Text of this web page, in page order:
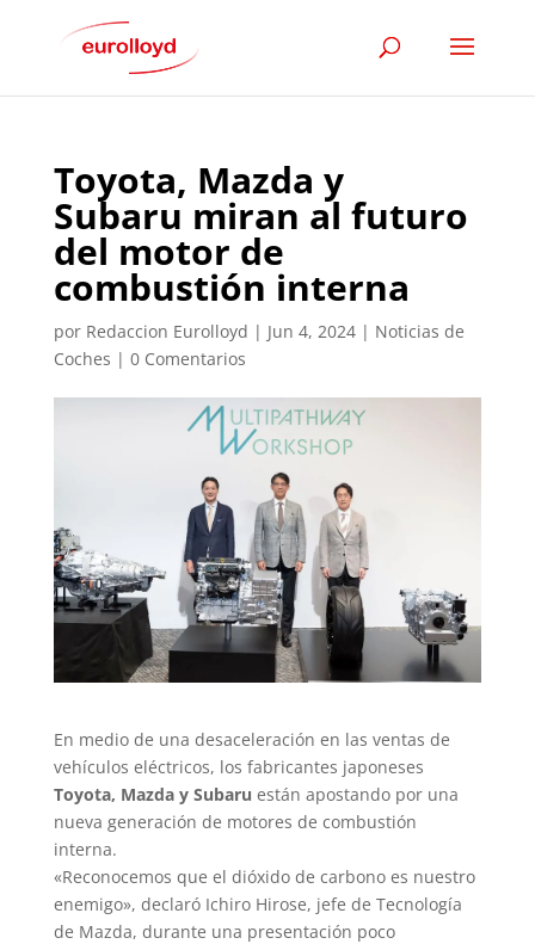
Toyota, Mazda y
Subaru miran al futuro
del motor de
combustión interna
por Redaccion Eurolloyd | Jun 4, 2024| Noticias de
Coches | 0 Comentarios
En medio de una desaceleración en las ventas de
vehículos eléctricos, los fabricantes japoneses
Toyota, Mazda y Subaru están apostando por una
nueva generación de motores de combustión
interna.
«Reconocemos que el dióxido de carbono es nuestro
enemigo», declaró Ichiro Hirose, jefe de Tecnología
de Mazda, durante una presentación poco